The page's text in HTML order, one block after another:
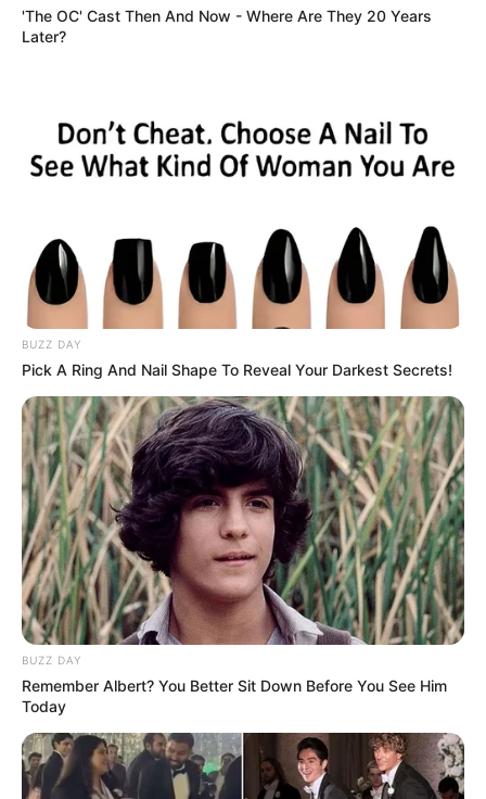
'The OC' Cast Then And Now - Where Are They 20 Years
Later?
BUZZ DAY
Pick A Ring And Nail Shape To Reveal Your Darkest Secrets!
BUZZ DAY
Remember Albert? You Better Sit Down Before You See Him
Today